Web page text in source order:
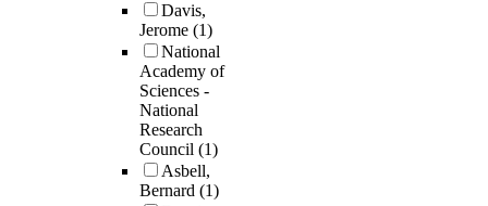
Davis,
Jerome (1)
National
Academy of
Sciences -
National
Research
Council (1)
Asbell,
Bernard (1)